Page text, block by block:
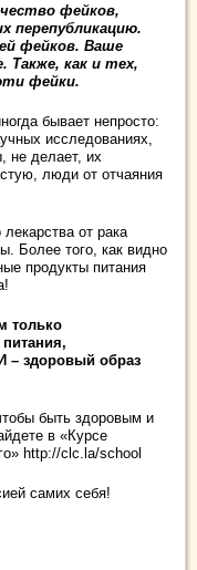
фейков,
перепубликацию.
фейков. Ваше
Также, как и тех,
фейки.
бывает непросто:
исследованиях,
не делает, их
люди от отчаяния
от рака
Более того, как видно
продукты питания
только
– здоровый образ
быть здоровым и
в «Курсе
http://clc.la/school
самих себя!